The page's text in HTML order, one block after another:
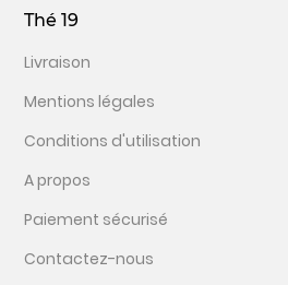
Thé 19
Livraison
Mentions légales
Conditions d'utilisation
A propos
Paiement sécurisé
Contactez-nous